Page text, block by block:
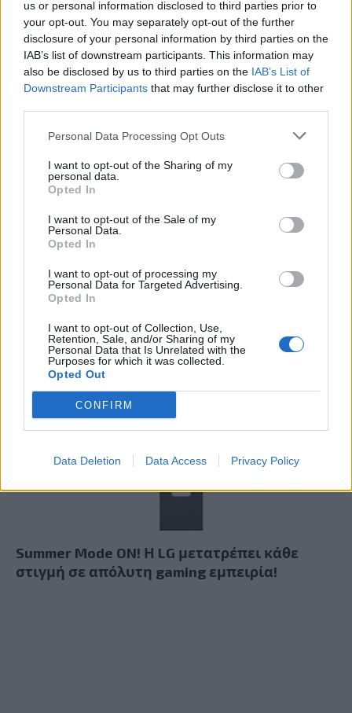
us or personal information disclosed to third parties prior to
your opt-out. You may separately opt-out of the further
disclosure of your personal information by third parties on the
IAB’s list of downstream participants. This information may
also be disclosed by us to third parties on the IAB’s List of
Downstream Participants that may further disclose it to other
Personal Data Processing Opt Outs
I want to opt-out of the Sharing of my
personal data.
Opted In
I want to opt-out of the Sale of my
Personal Data.
Opted In
I want to opt-out of processing my
Personal Data for Targeted Advertising.
Opted In
I want to opt-out of Collection, Use,
Retention, Sale, and/or Sharing of my
Personal Data that Is Unrelated with the
Purposes for which it was collected.
Opted Out
CONFIRM
Data Deletion Data Access Privacy Policy
Facebook Twitter Email
Πέτρος Κυπραίος
Αμετανόητος “στρατηγός της πολυθρόνας”, ο
Obi Wan της παρέας, έχει δύο αδυναμίες: τα
Wars! Ανεπιβεβαίωτες πληροφορίες τον θέλουν
όμως να ξεφαντώνει με καραόκε και SingStar
διαδικτυακές αρένες του StarCraft 2,
προσπαθώντας με κόπο και ιδρώτα να ανέβει
Summer Mode ON! Η LG μετατρέπει κάθε
στιγμή σε απόλυτη gaming εμπειρία!